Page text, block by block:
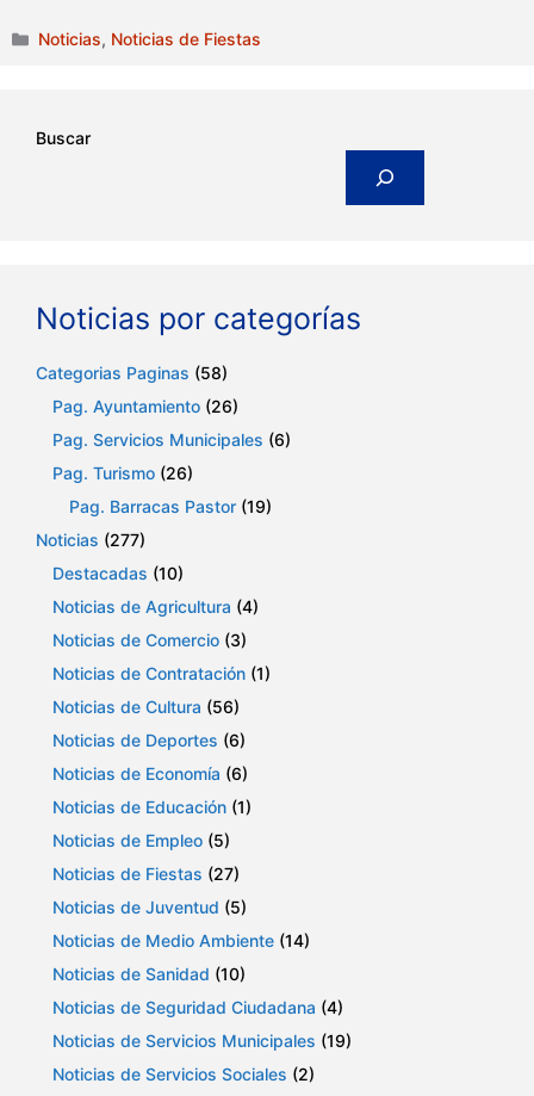
Categorías
Noticias, Noticias de Fiestas
Buscar
Noticias por categorías
Categorias Paginas (58)
Pag. Ayuntamiento (26)
Pag. Servicios Municipales (6)
Pag. Turismo (26)
Pag. Barracas Pastor (19)
Noticias (277)
Destacadas (10)
Noticias de Agricultura (4)
Noticias de Comercio (3)
Noticias de Contratación (1)
Noticias de Cultura (56)
Noticias de Deportes (6)
Noticias de Economía (6)
Noticias de Educación (1)
Noticias de Empleo (5)
Noticias de Fiestas (27)
Noticias de Juventud (5)
Noticias de Medio Ambiente (14)
Noticias de Sanidad (10)
Noticias de Seguridad Ciudadana (4)
Noticias de Servicios Municipales (19)
Noticias de Servicios Sociales (2)